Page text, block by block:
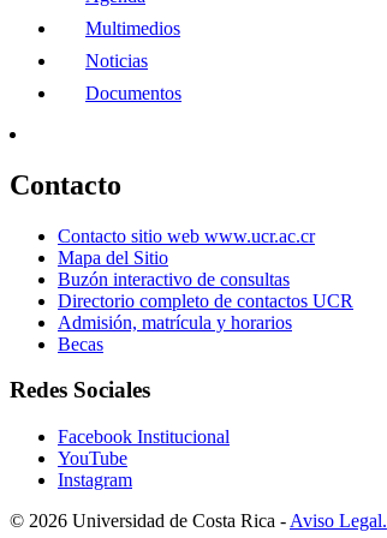
Multimedios
Noticias
Documentos
Contacto
Contacto sitio web www.ucr.ac.cr
Mapa del Sitio
Buzón interactivo de consultas
Directorio completo de contactos UCR
Admisión, matrícula y horarios
Becas
Redes Sociales
Facebook Institucional
YouTube
Instagram
© 2026 Universidad de Costa Rica - Aviso Legal.